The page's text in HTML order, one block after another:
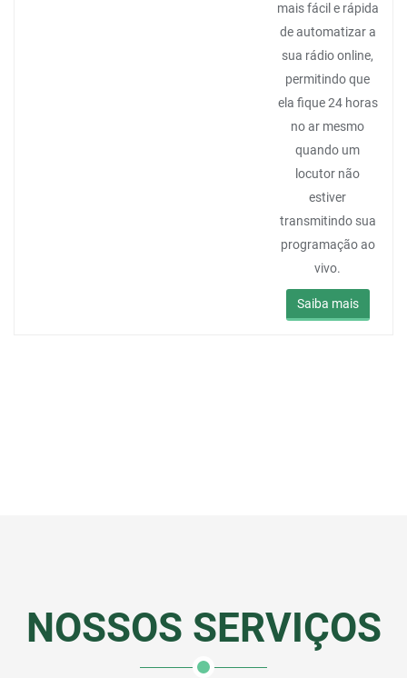
mais fácil e rápida
de automatizar a
sua rádio online,
permitindo que
ela fique 24 horas
no ar mesmo
quando um
locutor não
estiver
transmitindo sua
programação ao
vivo.
Saiba mais
NOSSOS SERVIÇOS